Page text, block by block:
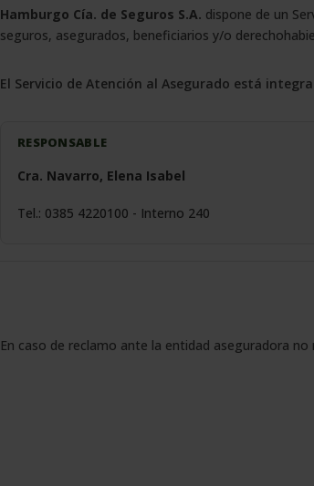
Hamburgo Cía. de Seguros S.A. dispone de un
seguros, asegurados, beneficiarios y/o
El Servicio de Atención al Asegurado está
RESPONSABLE
Cra. Navarro, Elena Isabel
Tel.: 0385 4220100 - Interno 240
En caso de reclamo ante la entidad aseguradora